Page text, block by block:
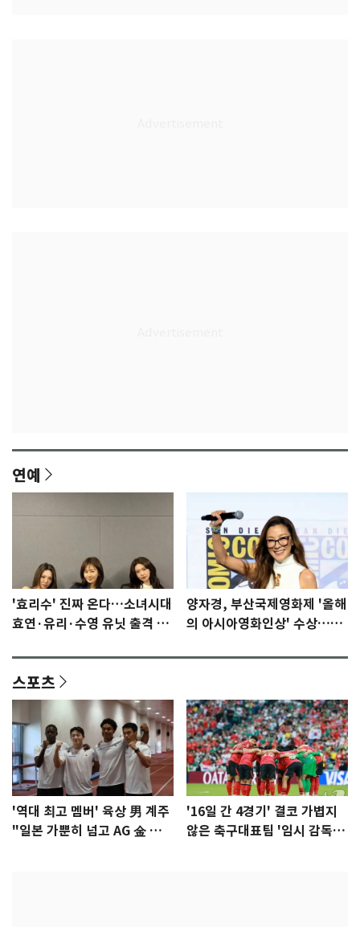
연예
'효리수' 진짜 온다…소녀시대
효연·유리·수영 유닛 출격 [N
양자경, 부산국제영화제 '올해
의 아시아영화인상' 수상…15
스포츠
'역대 최고 멤버' 육상 男 계주
"일본 가뿐히 넘고 AG 金 따겠
'16일 간 4경기' 결코 가볍지
않은 축구대표팀 '임시 감독'